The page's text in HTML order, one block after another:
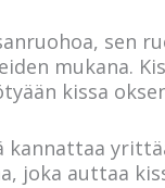
sen
mukana.
kissa
kannattaa
joka auttaa